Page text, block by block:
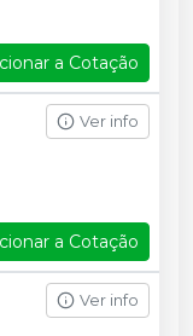
a Cotação
Ver info
a Cotação
Ver info